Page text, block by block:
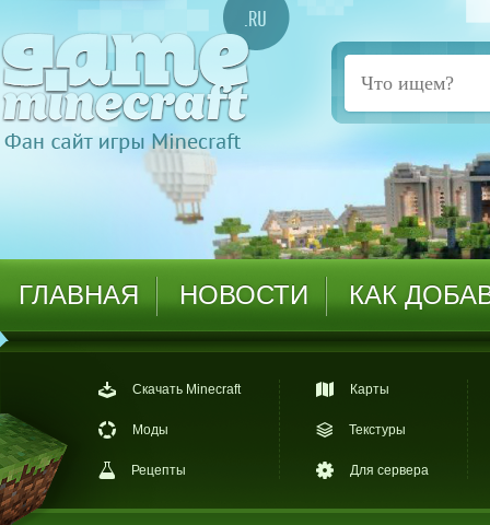
ГЛАВНАЯ НОВОСТИ КАК
Скачать Minecraft
Моды
Рецепты
Карты
Текстуры
Для сервера